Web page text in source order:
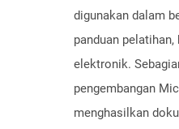
digunakan dalam
panduan
elektronik.
pengembangan
menghasilkan